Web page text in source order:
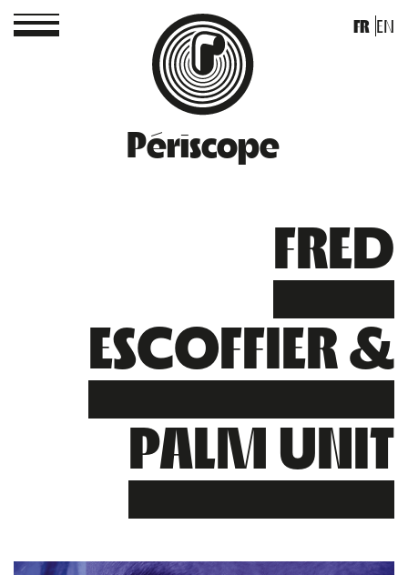
Périscope
FR EN
FRED
ESCOFFIER &
PALM UNIT